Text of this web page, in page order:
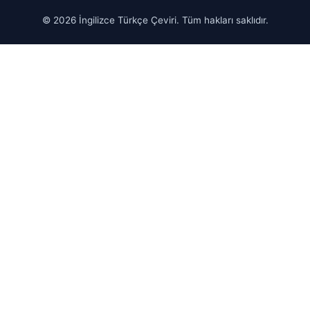
© 2026 İngilizce Türkçe Çeviri. Tüm hakları saklıdır.